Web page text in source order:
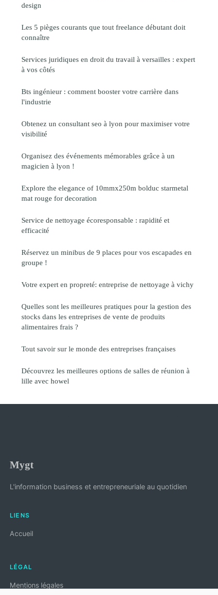
design
Les 5 pièges courants que tout freelance débutant doit
connaître
Services juridiques en droit du travail à versailles : expert
à vos côtés
Bts ingénieur : comment booster votre carrière dans
l'industrie
Obtenez un consultant seo à lyon pour maximiser votre
visibilité
Organisez des événements mémorables grâce à un
magicien à lyon !
Explore the elegance of 10mmx250m bolduc starmetal
mat rouge for decoration
Service de nettoyage écoresponsable : rapidité et
efficacité
Réservez un minibus de 9 places pour vos escapades en
groupe !
Votre expert en propreté: entreprise de nettoyage à vichy
Quelles sont les meilleures pratiques pour la gestion des
stocks dans les entreprises de vente de produits
alimentaires frais ?
Tout savoir sur le monde des entreprises françaises
Découvrez les meilleures options de salles de réunion à
lille avec howel
Mygt
L'information business et entrepreneuriale au quotidien
LIENS
Accueil
LÉGAL
Mentions légales